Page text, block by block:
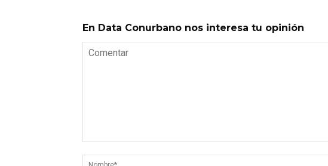
En Data Conurbano nos interesa tu opinión